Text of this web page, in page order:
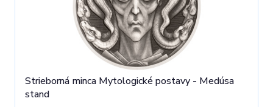
Strieborná minca Mytologické postavy - Medúsa
stand